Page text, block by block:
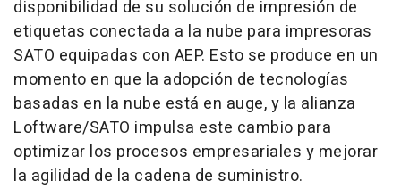
disponibilidad de su solución de impresión de
etiquetas conectada a la nube para impresoras
SATO equipadas con AEP. Esto se produce en un
momento en que la adopción de tecnologías
basadas en la nube está en auge, y la alianza
Loftware/SATO impulsa este cambio para
optimizar los procesos empresariales y mejorar
la agilidad de la cadena de suministro.